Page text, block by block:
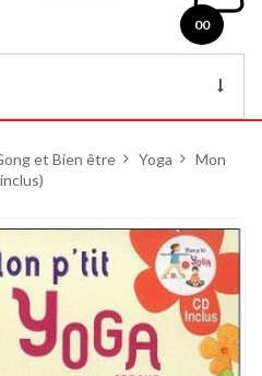
00
et Bien être > Yoga > Mon